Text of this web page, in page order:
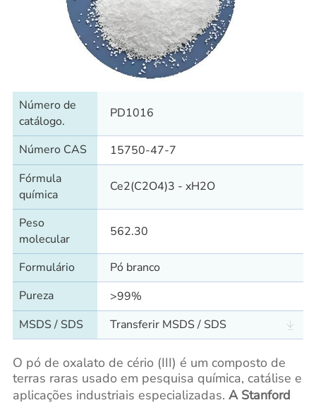
Número de
catálogo.
PD1016
Número CAS
15750-47-7
Fórmula
química
Ce2(C2O4)3 - xH2O
Peso
molecular
562.30
Formulário
Pó branco
Pureza
>99%
MSDS / SDS
Transferir MSDS / SDS
O pó de oxalato de cério (III) é um composto de
terras raras usado em pesquisa química, catálise e
aplicações industriais especializadas. A Stanford